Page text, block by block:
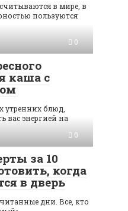
в мире, в
пользуются
0
каша с
утренних блюд,
вас энергией на
0
за 10
когда
в дверь
дни. Все, кто